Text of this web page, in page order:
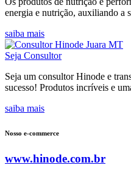
energia e nutrição, auxiliando a
saiba mais
Seja Consultor
Seja um consultor Hinode e
sucesso! Produtos incríveis e
saiba mais
Nosso e-commerce
www.hinode.com.br